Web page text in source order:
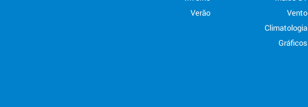
Vento
Climatologia
Gráficos
Verão